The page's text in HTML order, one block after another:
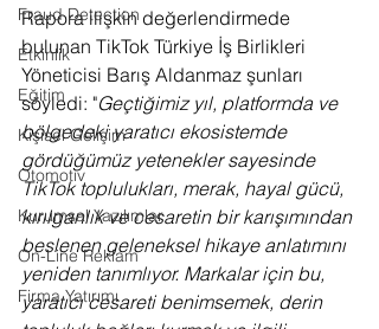
Fraud Detection
Etkinlik
Eğitim
Kişisel Gelişim
Otomotiv
Kurumsal Yazılımlar
On-Line Reklam
Firma Yatırımı
Rapora ilişkin değerlendirmede
bulunan TikTok Türkiye İş Birlikleri
Yöneticisi Barış Aldanmaz şunları
söyledi: "Geçtiğimiz yıl, platformda ve
bölgedeki yaratıcı ekosistemde
gördüğümüz yetenekler sayesinde
TikTok toplulukları, merak, hayal gücü,
kırılganlık ve cesaretin bir karışımından
beslenen geleneksel hikaye anlatımını
yeniden tanımlıyor. Markalar için bu,
yaratıcı cesareti benimsemek, derin